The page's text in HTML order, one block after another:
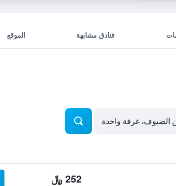
فنادق مشابهة الموقع
252 ﷼